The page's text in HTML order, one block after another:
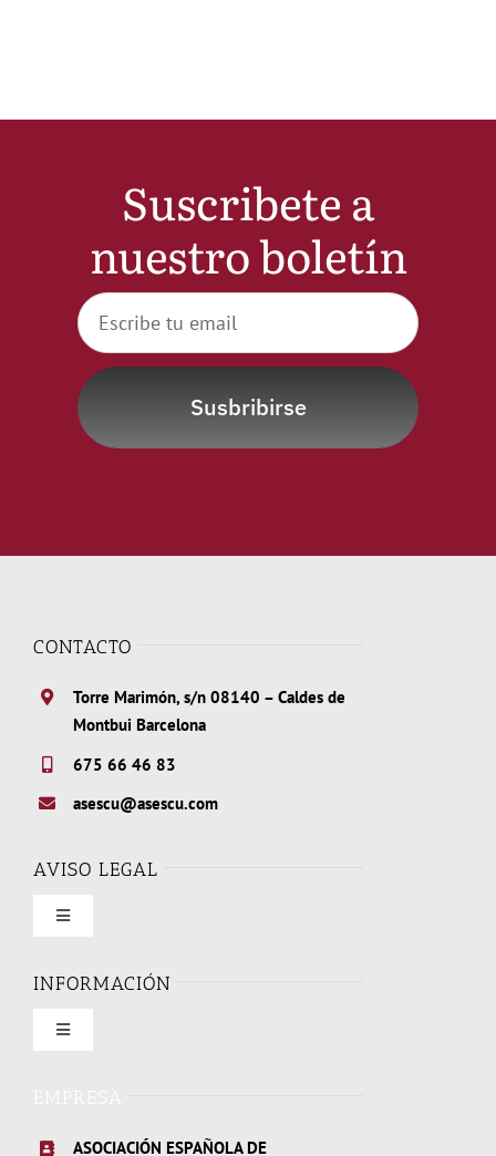
Suscribete a
nuestro boletín
Susbribirse
CONTACTO
Torre Marimón, s/n 08140 – Caldes de
Montbui Barcelona
675 66 46 83
asescu@asescu.com
AVISO LEGAL
Toggle
Condiciones de uso
INFORMACIÓN
Toggle
ASOCIACIÓN ESPAÑOLA DE